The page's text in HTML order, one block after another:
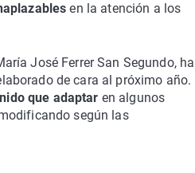
en la atención a los
José Ferrer San Segundo, ha
de cara al próximo año.
que adaptar en algunos
según las